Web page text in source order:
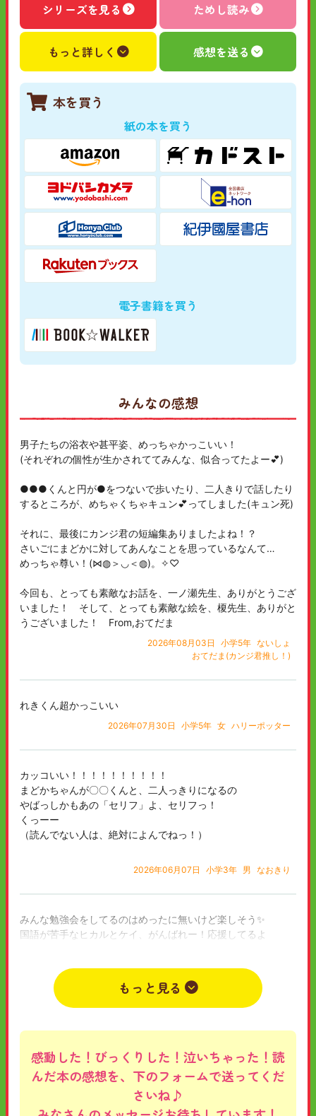
シリーズを見る ためし読み
もっと詳しく 感想を送る
本を買う
紙の本を買う
電子書籍を買う
みんなの感想
男子たちの浴衣や甚平姿、めっちゃかっこいい！
(それぞれの個性が生かされててみんな、似合ってたよー💕)
●●●くんと円が●をつないで歩いたり、二人きりで話したり
するところが、めちゃくちゃキュン💕ってしました(キュン死)
それに、最後にカンジ君の短編集ありましたよね！？
さいごにまどかに対してあんなことを思っているなんて…
めっちゃ尊い！(⋈◍＞◡＜◍)。✧♡
今回も、とっても素敵なお話を、一ノ瀬先生、ありがとうござ
いました！ そして、とっても素敵な絵を、榎先生、ありがと
うございました！ From,おてだま
2026年08月03日 小学5年 ないしょ
おてだま(カンジ君推し！)
れきくん超かっこいい
2026年07月30日 小学5年 女 ハリーポッター
カッコいい！！！！！！！！！！
まどかちゃんが〇〇くんと、二人っきりになるの
やばっしかもあの「セリフ」よ、セリフっ！
くっーー
（読んでない人は、絶対によんでねっ！）
2026年06月07日 小学3年 男 なおきり
みんな勉強会をしてるのはめったに無いけど楽しそう✨️
国語が苦手なヒカルとケイ、がんばれー！応援してるよ
もっと見る
感動した！びっくりした！泣いちゃった！読
んだ本の感想を、下のフォームで送ってくだ
さいね♪